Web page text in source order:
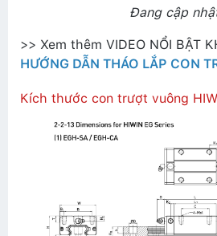
Đang cập
>> Xem thêm VIDEO NỔI BẬT
HƯỚNG DẪN THÁO LẮP CON
Kích thước con trượt vuông